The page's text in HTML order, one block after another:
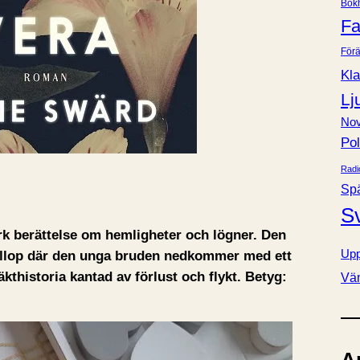
berättelse om hemligheter och lögner. Den
där den unga bruden nedkommer med ett
kantad av förlust och flykt. Betyg:
e
r